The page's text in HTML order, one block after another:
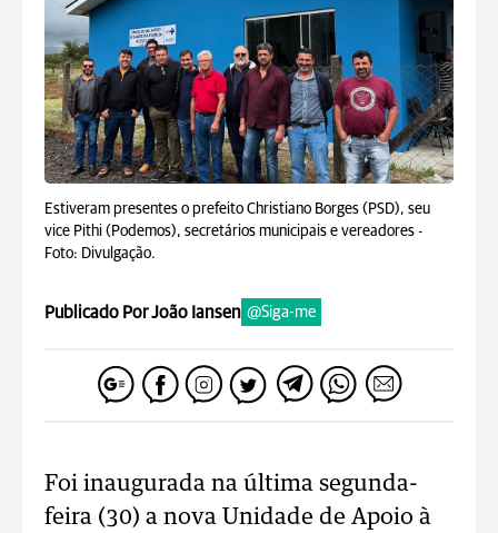
Estiveram presentes o prefeito Christiano Borges (PSD), seu
vice Pithi (Podemos), secretários municipais e vereadores -
Foto: Divulgação.
Publicado Por João Iansen @Siga-me
Foi inaugurada na última segunda-
feira (30) a nova Unidade de Apoio à